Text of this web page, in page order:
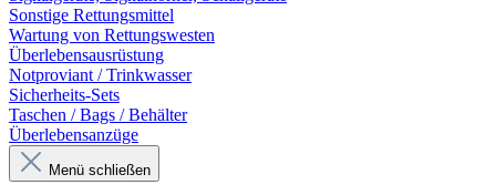
Sonstige Rettungsmittel
Wartung von Rettungswesten
Überlebensausrüstung
Notproviant / Trinkwasser
Sicherheits-Sets
Taschen / Bags / Behälter
Überlebensanzüge
Menü schließen